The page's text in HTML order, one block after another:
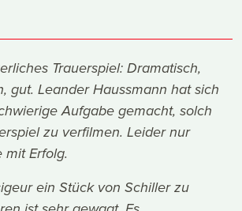
Trauerspiel: Dramatisch,
gut. Leander Haussmann hat sich
Aufgabe gemacht, solch
zu verfilmen. Leider nur
mit Erfolg.
ein Stück von Schiller zu